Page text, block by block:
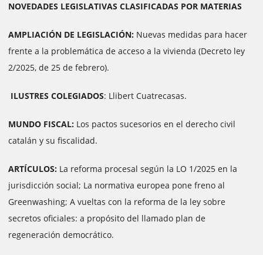
NOVEDADES LEGISLATIVAS CLASIFICADAS POR MATERIAS
AMPLIACIÓN DE LEGISLACIÓN: Nuevas medidas para hacer
frente a la problemática de acceso a la vivienda (Decreto ley
2/2025, de 25 de febrero).
ILUSTRES COLEGIADOS: Llibert Cuatrecasas.
MUNDO FISCAL: Los pactos sucesorios en el derecho civil
catalán y su fiscalidad.
ARTÍCULOS: La reforma procesal según la LO 1/2025 en la
jurisdicción social; La normativa europea pone freno al
Greenwashing; A vueltas con la reforma de la ley sobre
secretos oficiales: a propósito del llamado plan de
regeneración democrático.